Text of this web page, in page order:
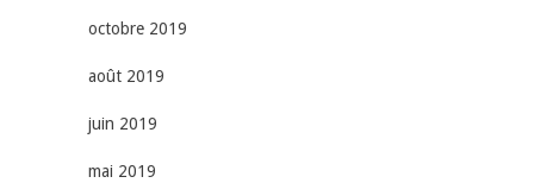
octobre 2019
août 2019
juin 2019
mai 2019